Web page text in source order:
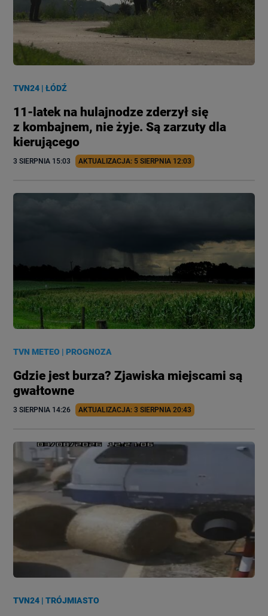
TVN24 |ŁÓDŹ
11-latek na hulajnodze zderzył się
z kombajnem, nie żyje. Są zarzuty dla
kierującego
3 SIERPNIA 15:03 AKTUALIZACJA: 5 SIERPNIA 12:03
TVN METEO |PROGNOZA
Gdzie jest burza? Zjawiska miejscami są
gwałtowne
3 SIERPNIA 14:26 AKTUALIZACJA: 3 SIERPNIA 20:43
TVN24 |TRÓJMIASTO